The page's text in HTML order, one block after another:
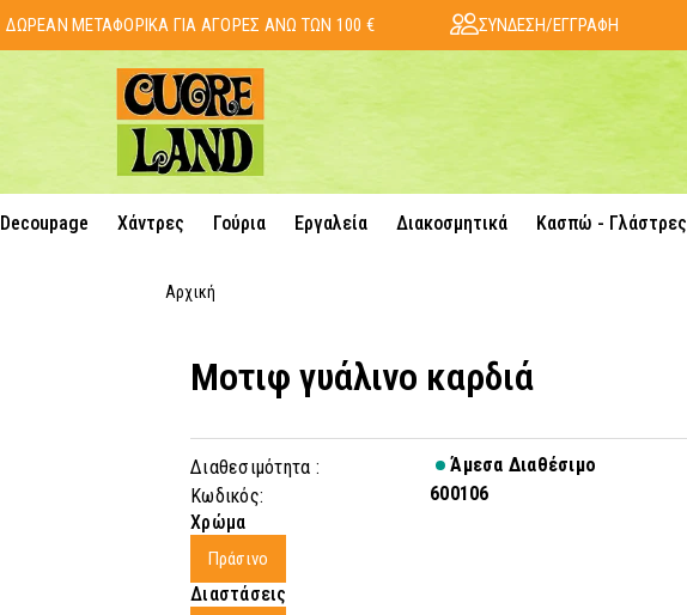
ΔΩΡΕΑΝ ΜΕΤΑΦΟΡΙΚΑ ΓΙΑ ΑΓΟΡΕΣ ΑΝΩ ΤΩΝ 100 € ΣΥΝΔΕΣΗ/ΕΓΓΡΑΦΗ
Decoupage Χάντρες Γούρια Εργαλεία Διακοσμητικά Κασπώ - Γλάστρες
Αρχική
Μοτιφ γυάλινο καρδιά
Διαθεσιμότητα :
Άμεσα Διαθέσιμο
Κωδικός:
600106
Χρώμα
Πράσινο
Διαστάσεις